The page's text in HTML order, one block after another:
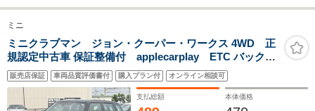
ミニ
ミニクラブマン ジョン・クーパー・ワークス 4WD 正
規認定中古車 保証整備付 applecarplay ETC バックカ
メラ 衝突軽減ブレーキ アイドリングストップ 障害物ソナ
ー アクティブクルコン LEDライト 純正ホイール
販売店保証 車両品質評価書付 購入プラン付 オンライン相談可
支払総額 本体価格